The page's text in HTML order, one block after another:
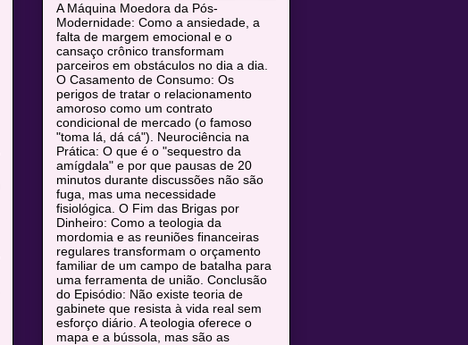
A Máquina Moedora da Pós-
Modernidade: Como a ansiedade, a
falta de margem emocional e o
cansaço crônico transformam
parceiros em obstáculos no dia a dia.
O Casamento de Consumo: Os
perigos de tratar o relacionamento
amoroso como um contrato
condicional de mercado (o famoso
"toma lá, dá cá"). Neurociência na
Prática: O que é o "sequestro da
amígdala" e por que pausas de 20
minutos durante discussões não são
fuga, mas uma necessidade
fisiológica. O Fim das Brigas por
Dinheiro: Como a teologia da
mordomia e as reuniões financeiras
regulares transformam o orçamento
familiar de um campo de batalha para
uma ferramenta de união. Conclusão
do Episódio: Não existe teoria de
gabinete que resista à vida real sem
esforço diário. A teologia oferece o
mapa e a bússola, mas são as